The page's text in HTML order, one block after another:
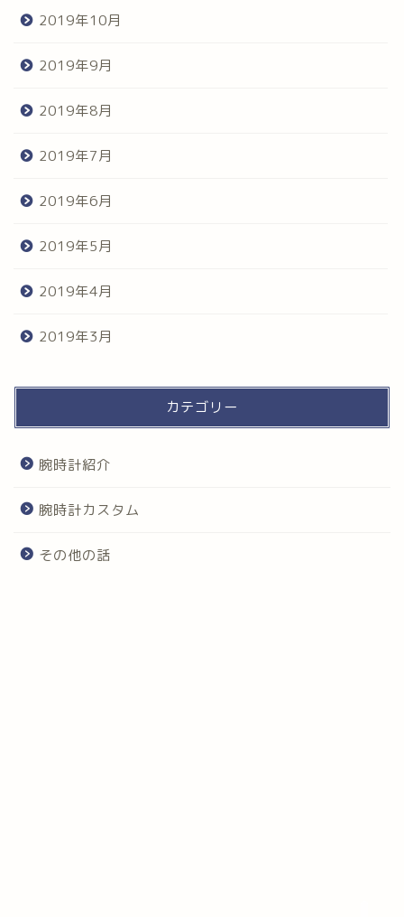
2019年10月
2019年9月
2019年8月
2019年7月
2019年6月
2019年5月
2019年4月
2019年3月
カテゴリー
腕時計紹介
腕時計カスタム
その他の話